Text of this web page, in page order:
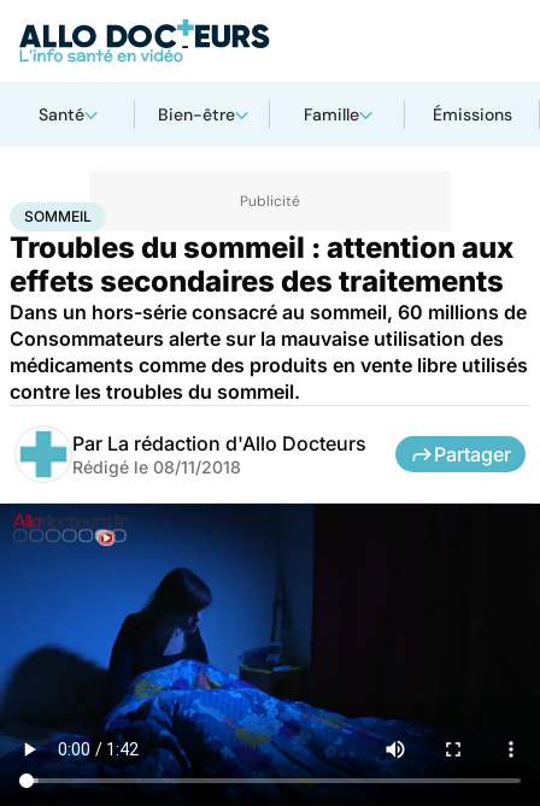
Santé Bien-être Famille Émissions
AccueilSanté
SOMMEIL
Troubles du sommeil : attention aux
effets secondaires des traitements
Dans un hors-série consacré au sommeil, 60 millions de
Consommateurs alerte sur la mauvaise utilisation des
médicaments comme des produits en vente libre utilisés
contre les troubles du sommeil.
Par La rédaction d'Allo Docteurs
Rédigé le 08/11/2018
Partager